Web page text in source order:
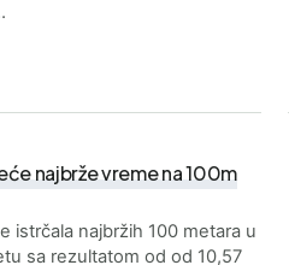
najbrže vreme na 100m
istrčala najbržih 100 metara u
sa rezultatom od od 10,57